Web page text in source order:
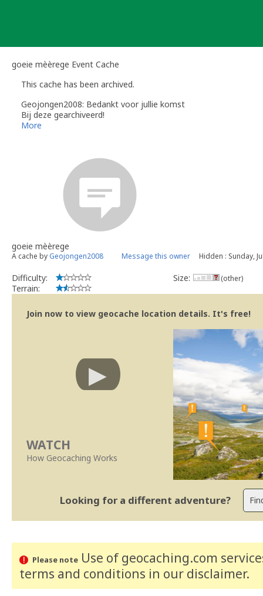
goeie mèèrege Event Cache
This cache has been archived.
Geojongen2008: Bedankt voor jullie komst
Bij deze gearchiveerd!
More
goeie mèèrege
A cache by Geojongen2008 Message this owner Hidden : Sunday,
Difficulty:
Terrain:
Size: (other)
Join now to view geocache location details. It's free!
WATCH
How Geocaching Works
Looking for a different adventure?
Please noteUse of geocaching.com
terms and conditions in our disclaimer.